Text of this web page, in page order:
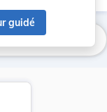
guidé